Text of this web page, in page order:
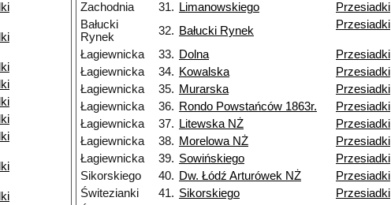
Zachodnia
31. Limanowskiego
Przesiadki
Bałucki
Rynek
32. Bałucki Rynek Przesiadki
Łagiewnicka 33. Dolna
Przesiadki
Łagiewnicka
34. Kowalska
Przesiadki
Łagiewnicka
35. Murarska
Przesiadki
Łagiewnicka
36. Rondo Powstańców 1863r.
Przesiadki
Łagiewnicka
37. Litewska NŻ
Przesiadki
Łagiewnicka
38. Morelowa NŻ
Przesiadki
Łagiewnicka
39. Sowińskiego
Przesiadki
Sikorskiego
40. Dw. Łódź Arturówek NŻ
Przesiadki
Świtezianki
41. Sikorskiego
Przesiadki